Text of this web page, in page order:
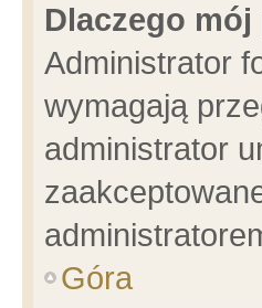
Dlaczego
Administrator
wymagają
administrator
Góra